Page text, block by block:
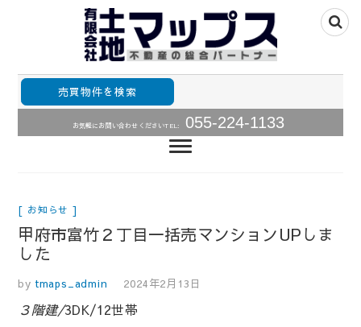
山梨不動産の総合パ
ートナー・土地・中
古住宅・中古マンシ
山梨県甲府市山梨全域の不動産情報住宅用土地、中古住
宅･中古マンションの販売
売買物件を検索
お気軽にお問い合わせくださいTEL: 055-224-1133
お知らせ
甲府市富竹２丁目一括売マンションUPしま
した
by tmaps_admin 2024年2月13日
３階建/3DK/12世帯